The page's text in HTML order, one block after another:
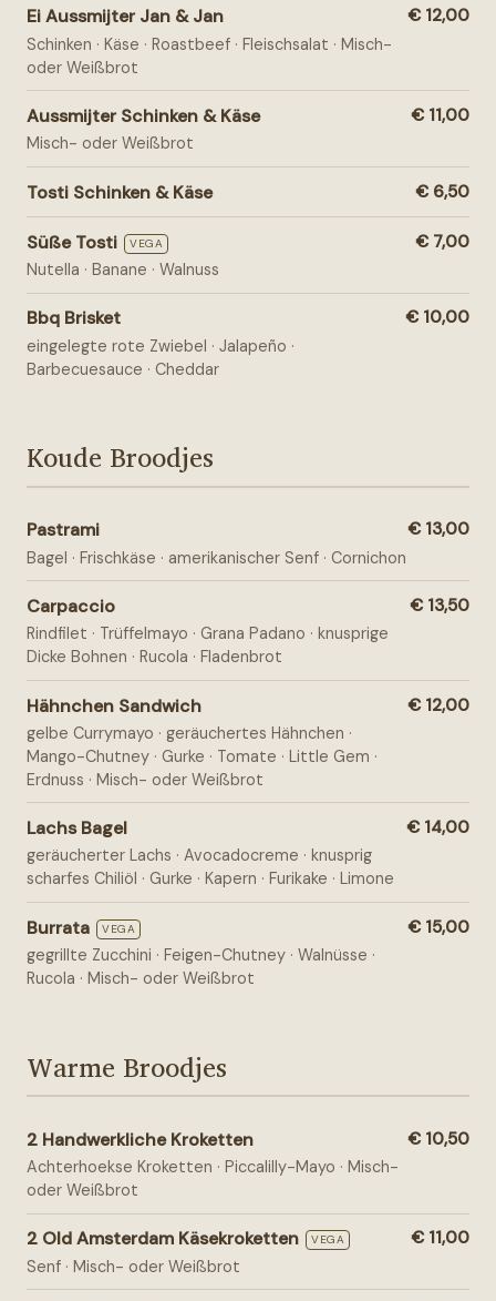
Ei Aussmijter Jan & Jan
Schinken · Käse · Roastbeef · Fleischsalat · Misch-
oder Weißbrot
€ 12,00
Aussmijter Schinken & Käse
Misch- oder Weißbrot
€ 11,00
Tosti Schinken & Käse € 6,50
Süße Tosti VEGA
Nutella · Banane · Walnuss
€ 7,00
Bbq Brisket
eingelegte rote Zwiebel · Jalapeño ·
Barbecuesauce · Cheddar
€ 10,00
Koude Broodjes
Pastrami
Bagel · Frischkäse · amerikanischer Senf · Cornichon
€ 13,00
Carpaccio
Rindfilet · Trüffelmayo · Grana Padano · knusprige
Dicke Bohnen · Rucola · Fladenbrot
€ 13,50
Hähnchen Sandwich
gelbe Currymayo · geräuchertes Hähnchen ·
Mango-Chutney · Gurke · Tomate · Little Gem ·
Erdnuss · Misch- oder Weißbrot
€ 12,00
Lachs Bagel
geräucherter Lachs · Avocadocreme · knusprig
scharfes Chiliöl · Gurke · Kapern · Furikake · Limone
€ 14,00
Burrata VEGA
gegrillte Zucchini · Feigen-Chutney · Walnüsse ·
Rucola · Misch- oder Weißbrot
€ 15,00
Warme Broodjes
2 Handwerkliche Kroketten
Achterhoekse Kroketten · Piccalilly-Mayo · Misch-
oder Weißbrot
€ 10,50
2 Old Amsterdam Käsekroketten VEGA
Senf · Misch- oder Weißbrot
€ 11,00